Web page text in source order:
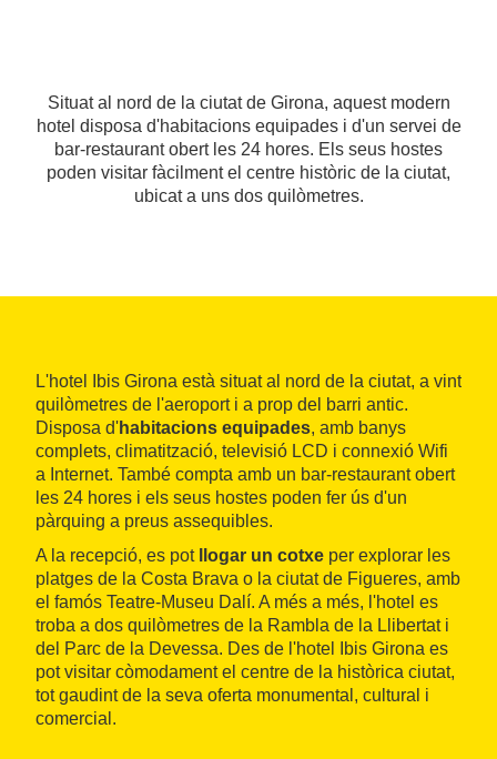
Situat al nord de la ciutat de Girona, aquest modern
hotel disposa d'habitacions equipades i d'un servei de
bar-restaurant obert les 24 hores. Els seus hostes
poden visitar fàcilment el centre històric de la ciutat,
ubicat a uns dos quilòmetres.
L'hotel Ibis Girona està situat al nord de la ciutat, a vint
quilòmetres de l'aeroport i a prop del barri antic.
Disposa d'habitacions equipades, amb banys
complets, climatització, televisió LCD i connexió Wifi
a Internet. També compta amb un bar-restaurant obert
les 24 hores i els seus hostes poden fer ús d'un
pàrquing a preus assequibles.
A la recepció, es pot
llogar un cotxe per explorar les
platges de la Costa Brava o la ciutat de Figueres, amb
el famós Teatre-Museu Dalí. A més a més, l'hotel es
troba a dos quilòmetres de la Rambla de la Llibertat i
del Parc de la Devessa. Des de l'hotel Ibis Girona es
pot visitar còmodament el centre de la històrica ciutat,
tot gaudint de la seva oferta monumental, cultural i
comercial.